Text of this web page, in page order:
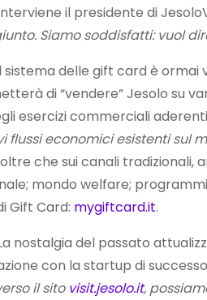
il presidente di
Siamo soddisfatti: vuol
sistema delle gift card è
di “vendere” Jesolo su
esercizi commerciali
flussi economici esistenti sul
che sui canali tradizionali,
mondo welfare;
Gift Card: mygiftcard.it.
nostalgia del passato
con la startup di
il sito visit.jesolo.it,